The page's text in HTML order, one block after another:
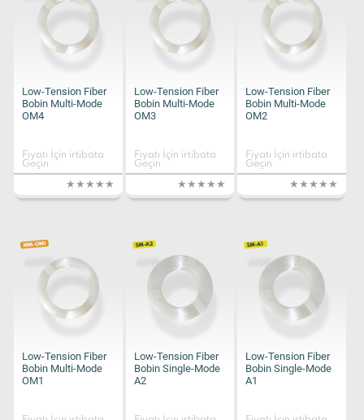
Low-Tension Fiber
Bobin Multi-Mode
OM4
Fiyatı İçin irtibata
Geçin
Low-Tension Fiber
Bobin Multi-Mode
OM3
Fiyatı İçin irtibata
Geçin
Low-Tension Fiber
Bobin Multi-Mode
OM2
Fiyatı İçin irtibata
Geçin
Low-Tension Fiber
Bobin Multi-Mode
OM1
Low-Tension Fiber
Bobin Single-Mode
A2
Low-Tension Fiber
Bobin Single-Mode
A1